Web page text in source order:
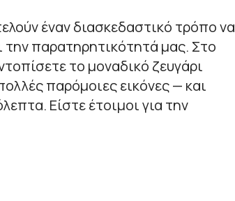
έναν διασκεδαστικό τρόπο να
παρατηρητικότητά μας. Στο
το μοναδικό ζευγάρι
παρόμοιες εικόνες — και
Είστε έτοιμοι για την